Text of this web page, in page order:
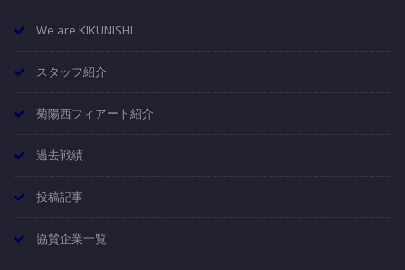
We are KIKUNISHI
スタッフ紹介
菊陽西フィアート紹介
過去戦績
投稿記事
協賛企業一覧